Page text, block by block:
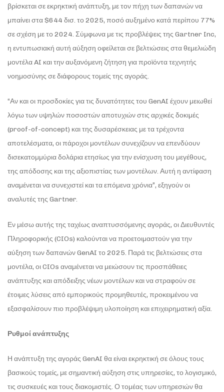
βρίσκεται σε εκρηκτική ανάπτυξη, με τον πήχη των δαπανών να
μπαίνει στα $644 δισ. το 2025, ποσό αυξημένο κατά περίπου 77%
σε σχέση με το 2024. Σύμφωνα με τις προβλέψεις της Gartner Inc,
η εντυπωσιακή αυτή αύξηση οφείλεται σε βελτιώσεις στα θεμελιώδη
μοντέλα AI και την αυξανόμενη ζήτηση για προϊόντα τεχνητής
νοημοσύνης σε διάφορους τομείς της αγοράς.
“Αν και οι προσδοκίες για τις δυνατότητες του GenAI έχουν μειωθεί
λόγω των υψηλών ποσοστών αποτυχιών στις αρχικές δοκιμές
(proof-of-concept) και της δυσαρέσκειας με τα τρέχοντα
αποτελέσματα, οι πάροχοι μοντέλων συνεχίζουν να επενδύουν
δισεκατομμύρια δολάρια ετησίως για την ενίσχυση του μεγέθους,
της απόδοσης και της αξιοπιστίας των μοντέλων. Αυτή η αντίφαση
αναμένεται να συνεχιστεί και τα επόμενα χρόνια”, εξηγούν οι
αναλυτές της Gartner.
Εν μέσω αυτής της ταχέως αναπτυσσόμενης αγοράς, οι Διευθυντές
Πληροφορικής (CIOs) καλούνται να προετοιμαστούν για την
αύξηση των δαπανών GenAI το 2025. Παρά τις βελτιώσεις στα
μοντέλα, οι CIOs αναμένεται να μειώσουν τις προσπάθειες
ανάπτυξης και απόδειξης νέων μοντέλων και να στραφούν σε
έτοιμες λύσεις από εμπορικούς προμηθευτές, προκειμένου να
εξασφαλίσουν πιο προβλέψιμη υλοποίηση και επιχειρηματική αξία.
Ρυθμοί ανάπτυξης
Η ανάπτυξη της αγοράς GenAI θα είναι εκρηκτική σε όλους τους
βασικούς τομείς, με σημαντική αύξηση στις υπηρεσίες, το λογισμικό,
τις συσκευές και τους διακομιστές. Ο τομέας των υπηρεσιών θα